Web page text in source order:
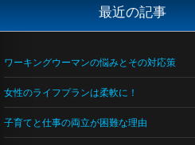
最近の記事
ワーキングウーマンの悩みとその対応策
女性のライフプランは柔軟に！
子育てと仕事の両立が困難な理由